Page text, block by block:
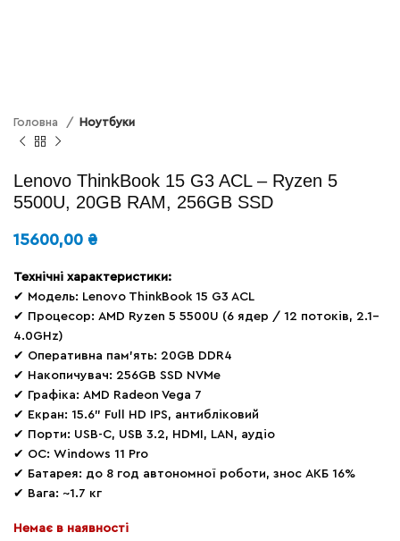
Головна Ноутбуки
Lenovo ThinkBook 15 G3 ACL – Ryzen 5
5500U, 20GB RAM, 256GB SSD
15600,00 ₴
Технічні характеристики:
✔ Модель: Lenovo ThinkBook 15 G3 ACL
✔ Процесор: AMD Ryzen 5 5500U (6 ядер / 12 потоків, 2.1–
4.0GHz)
✔ Оперативна пам’ять: 20GB DDR4
✔ Накопичувач: 256GB SSD NVMe
✔ Графіка: AMD Radeon Vega 7
✔ Екран: 15.6” Full HD IPS, антибліковий
✔ Порти: USB-C, USB 3.2, HDMI, LAN, аудіо
✔ ОС: Windows 11 Pro
✔ Батарея: до 8 год автономної роботи, знос АКБ 16%
✔ Вага: ~1.7 кг
Немає в наявності